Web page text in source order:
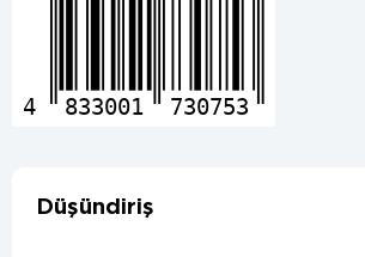
4 833001 730753
Düşündiriş